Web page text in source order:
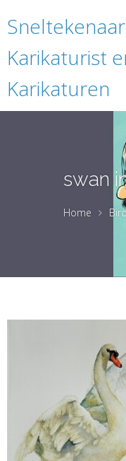
Sneltekenaar
Karikaturist
Karikaturen
swan
Home